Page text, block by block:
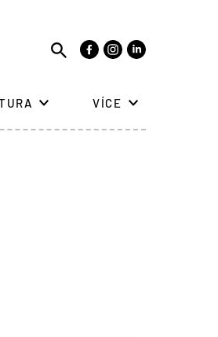
VÍCE